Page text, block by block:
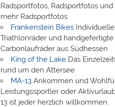
Radsportfotos, Radsportfotos und
mehr Radsportfotos
Frankenstein BikesIndividuelle
Triathlonräder und handgefertigte
Carbonlaufräder aus Südhessen
King of the LakeDas
rund um den Attersee
MA-13Ankommen und
Leistungssportler oder
13 ist jeder herzlich willkommen.